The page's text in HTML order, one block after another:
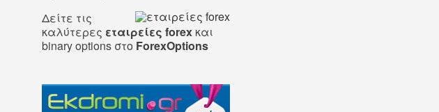
Δείτε τις
καλύτερες εταιρείες forex και
binary options στο ForexOptions